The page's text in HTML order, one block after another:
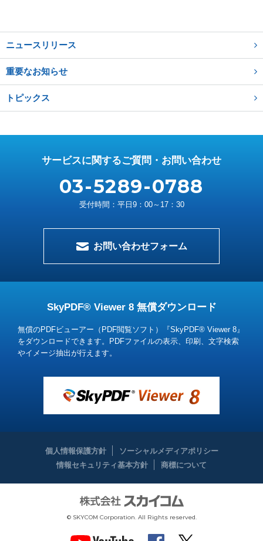
ニュースリリース
重要なお知らせ
トピックス
サービスに関するご質問・お問い合わせ
03-5289-0788
受付時間：平日9：00～17：30
お問い合わせフォーム
SkyPDF® Viewer 8 無償ダウンロード
無償のPDFビューアー（PDF閲覧ソフト）『SkyPDF® Viewer 8』
をダウンロードできます。
PDFファイルの表示、印刷、文字検索
やイメージ抽出が行えます。
個人情報保護方針
ソーシャルメディアポリシー
情報セキュリティ基本方針
商標について
© SKYCOM Corporation. All Rights reserved.